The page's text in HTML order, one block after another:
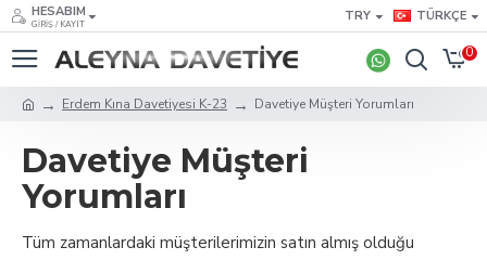
HESABIM
GIRIŞ / KAYIT
TRY TÜRKÇE
0
Erdem Kına Davetiyesi K-23 Davetiye Müşteri Yorumları
Davetiye Müşteri
Yorumları
Tüm zamanlardaki müşterilerimizin satın almış olduğu